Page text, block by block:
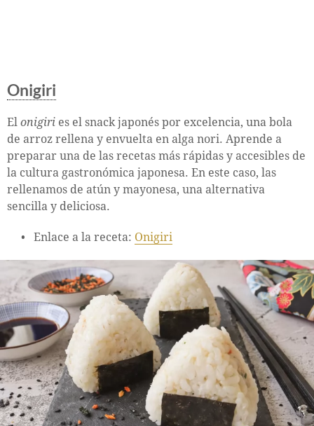
Onigiri
El onigiri es el snack japonés por excelencia, una bola
de arroz rellena y envuelta en alga nori. Aprende a
preparar una de las recetas más rápidas y accesibles de
la cultura gastronómica japonesa. En este caso, las
rellenamos de atún y mayonesa, una alternativa
sencilla y deliciosa.
Enlace a la receta: Onigiri